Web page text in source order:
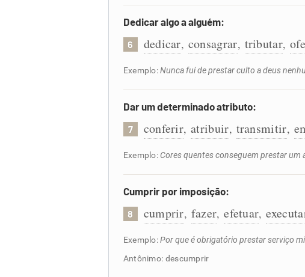
Dedicar algo a alguém:
6 dedicar, consagrar, tributar,
Exemplo:Nunca fui de prestar culto a deus
Dar um determinado atributo:
7 conferir, atribuir, transmitir,
Exemplo: Cores quentes conseguem prestar um
Cumprir por imposição:
8 cumprir, fazer, efetuar,
Exemplo:Por que é obrigatório prestar serviço
Antônimo: descumprir